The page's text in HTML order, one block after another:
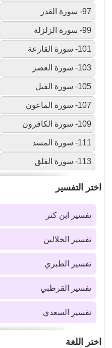
97- سورة القدر
99- سورة الزلزلة
101- سورة القارعة
103- سورة العصر
105- سورة الفيل
107- سورة الماعون
109- سورة الكافرون
111- سورة المسد
113- سورة الفلق
اختر التفسير
تفسير ابن كثر
تفسير الجلالين
تفسير الطبري
تفسير القرطبي
تفسير السعدي
اختر اللغة